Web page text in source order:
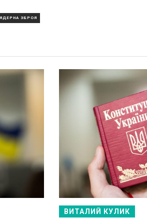
ЯДЕРНА ЗБРОЯ
ВИТАЛИЙ КУЛИК